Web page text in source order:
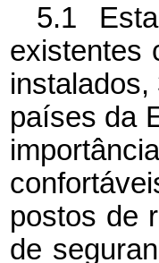
5.1
existentes
países da
postos de
de